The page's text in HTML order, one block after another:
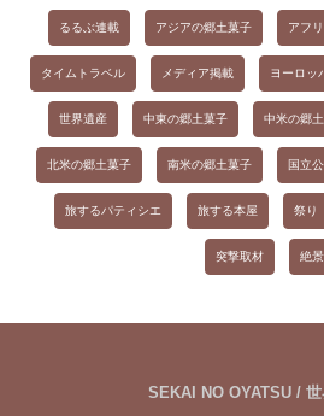
るるぶ連載 アジアの郷土菓子 アフ
タイムトラベル メディア掲載 ヨーロッ
世界遺産 中東の郷土菓子 中米の郷
北米の郷土菓子 南米の郷土菓子 国立
旅するパティシエ 旅する本屋 祭り
突撃取材 絶景
SEKAI NO OYATSU /